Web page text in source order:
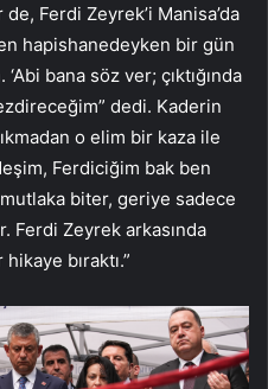
Ferdi Zeyrek’i Manisa’da
hapishanedeyken bir gün
bana söz ver; çıktığında
dedi. Kaderin
o elim bir kaza ile
Ferdiciğim bak ben
biter, geriye sadece
Ferdi Zeyrek arkasında
bıraktı.”